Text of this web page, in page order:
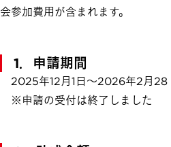
会参加費用が含まれます。
1．申請期間
2025年12月1日～2026年2月
※申請の受付は終了しました